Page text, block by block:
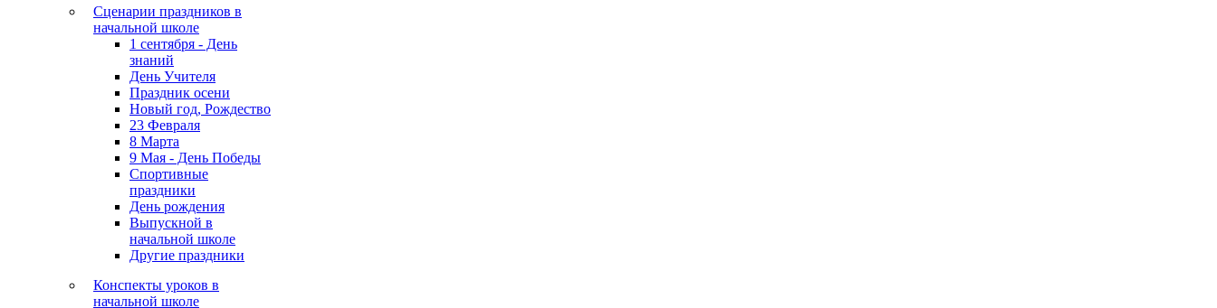
Сценарии праздников в
начальной школе
1 сентября - День
знаний
День Учителя
Праздник осени
Новый год, Рождество
23 Февраля
8 Марта
9 Мая - День Победы
Спортивные
праздники
День рождения
Выпускной в
начальной школе
Другие праздники
Конспекты уроков в
начальной школе